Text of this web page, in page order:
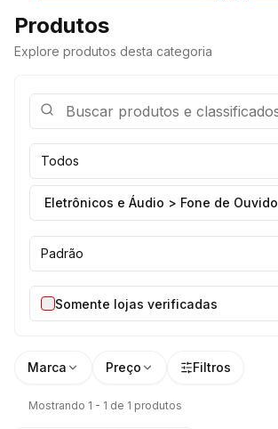
Produtos
Explore produtos desta categoria
Todos
Eletrônicos e Áudio > Fone de Ouvido
Padrão
Somente lojas verificadas
Marca Preço Filtros
Mostrando 1 - 1 de 1 produtos